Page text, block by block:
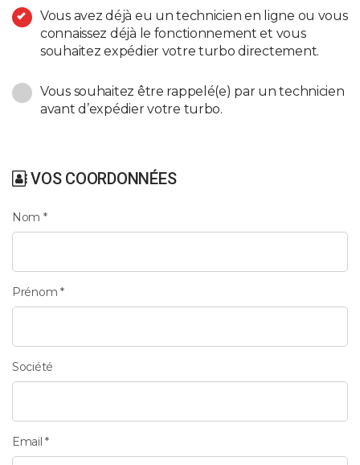
Vous avez déjà eu un technicien en ligne ou vous
connaissez déjà le fonctionnement et vous
souhaitez expédier votre turbo directement.
Vous souhaitez être rappelé(e) par un technicien
avant d’expédier votre turbo.
VOS COORDONNÉES
Nom *
Prénom *
Société
Email *